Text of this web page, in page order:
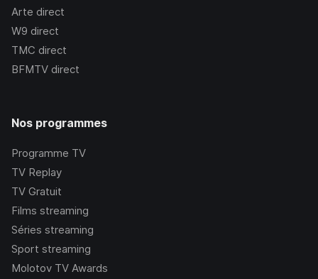
Arte direct
W9 direct
TMC direct
BFMTV direct
Nos programmes
Programme TV
TV Replay
TV Gratuit
Films streaming
Séries streaming
Sport streaming
Molotov TV Awards